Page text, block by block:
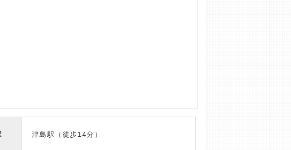
津島駅（徒歩14分）